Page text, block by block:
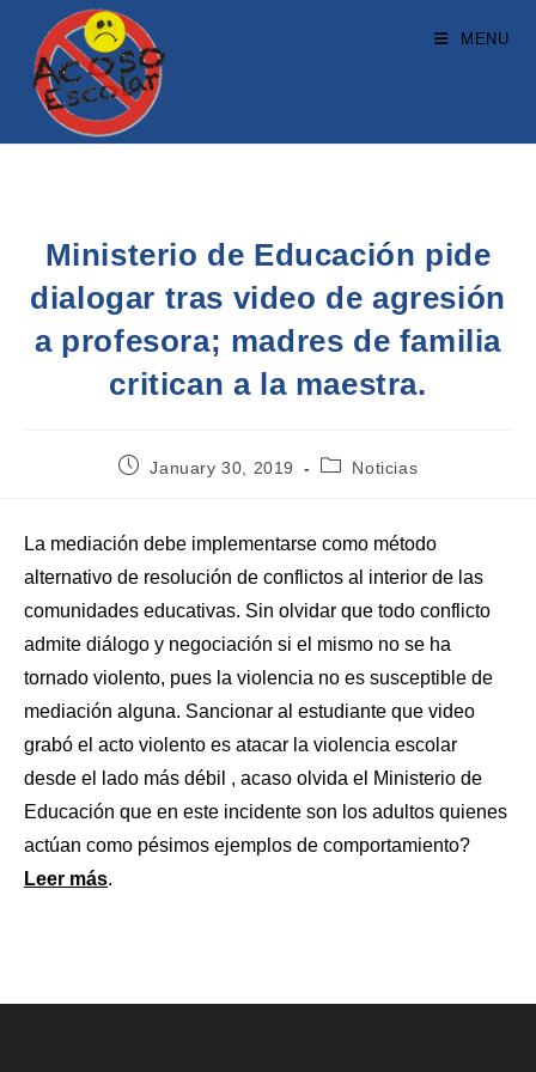
MENU
Ministerio de Educación pide
dialogar tras video de agresión
a profesora; madres de familia
critican a la maestra.
January 30, 2019 Noticias
La mediación debe implementarse como método
alternativo de resolución de conflictos al interior de las
comunidades educativas. Sin olvidar que todo conflicto
admite diálogo y negociación si el mismo no se ha
tornado violento, pues la violencia no es susceptible de
mediación alguna. Sancionar al estudiante que video
grabó el acto violento es atacar la violencia escolar
desde el lado más débil , acaso olvida el Ministerio de
Educación que en este incidente son los adultos quienes
actúan como pésimos ejemplos de comportamiento?
Leer más.